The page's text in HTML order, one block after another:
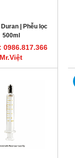
| Phễu lọc
500ml
0986.817.366
Mr.Việt